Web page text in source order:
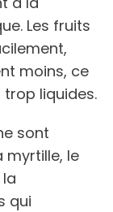
Les fruits
moins, ce
liquides.
sont
myrtille, le
qui